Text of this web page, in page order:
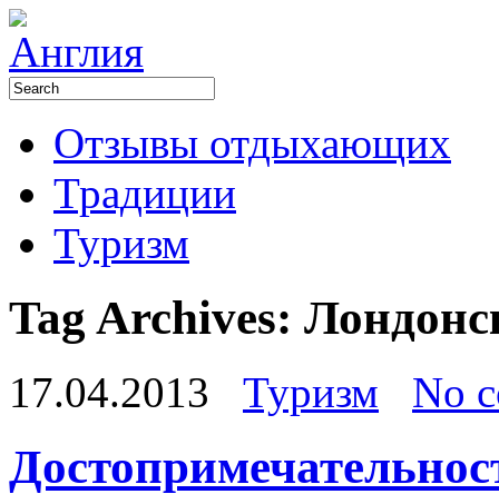
Отзывы отдыхающих
Традиции
Туризм
Tag Archives:
17.04.2013 Туризм No